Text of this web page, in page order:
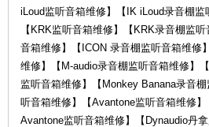
iLoud监听音箱维修】【IK iLoud录音棚
【KRK监听音箱维修】【KRK录音棚监
音箱维修】【ICON 录音棚监听音箱维修
维修】【M-audio录音棚监听音箱维修】
监听音箱维修】【Monkey Banana录音
听音箱维修】【Avantone监听音箱维修
Avantone监听音箱维修】【Dynaudio丹